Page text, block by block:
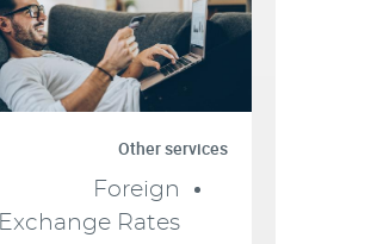
Other services
Foreign
Exchange Rates